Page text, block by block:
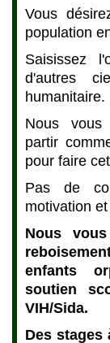
Vous
population
Saisissez
d'autres
humanitaire.
Nous vous
partir
pour faire
Pas de
motivation
Nous
enfants
soutien
VIH/Sida.
Des stages